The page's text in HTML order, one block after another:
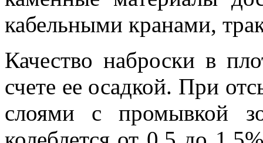
кабельными кранами,
Качество наброски в
счете ее осадкой. При
слоями с промывкой